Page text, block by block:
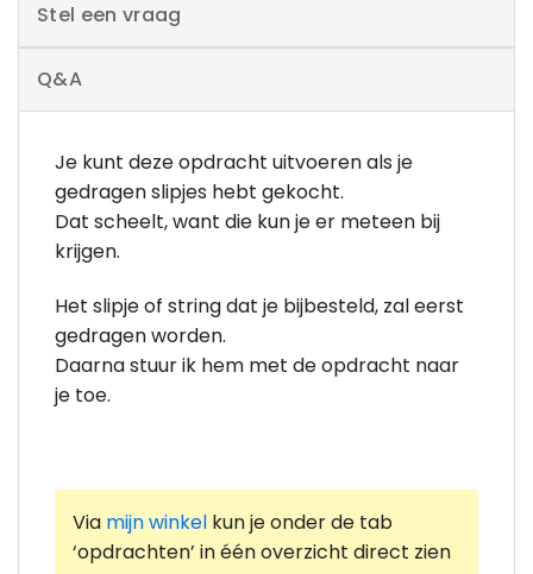
Stel een vraag
Q&A
Je kunt deze opdracht uitvoeren als je
gedragen slipjes hebt gekocht.
Dat scheelt, want die kun je er meteen bij
krijgen.
Het slipje of string dat je bijbesteld, zal eerst
gedragen worden.
Daarna stuur ik hem met de opdracht naar
je toe.
Via mijn winkel kun je onder de tab
‘opdrachten’ in één overzicht direct zien